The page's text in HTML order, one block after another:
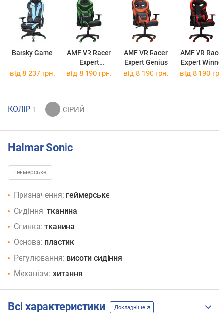
Barsky Game
AMF VR Racer
Expert
Champion
AMF VR Racer
Expert Genius
AMF VR
Expert
від 8 237 грн. від 8 190 грн. від 8 190 грн. від 8 190
КОЛІР 1
Halmar Sonic
геймерське
Призначення: геймерське
Сидіння: тканина
Спинка: тканина
Основа: пластик
Регулювання: висоти сидіння
Механізм: хитання
Всі характеристики Докладніше